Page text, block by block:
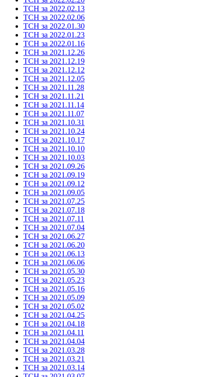
ТСН за 2022.02.13
ТСН за 2022.02.06
ТСН за 2022.01.30
ТСН за 2022.01.23
ТСН за 2022.01.16
ТСН за 2021.12.26
ТСН за 2021.12.19
ТСН за 2021.12.12
ТСН за 2021.12.05
ТСН за 2021.11.28
ТСН за 2021.11.21
ТСН за 2021.11.14
ТСН за 2021.11.07
ТСН за 2021.10.31
ТСН за 2021.10.24
ТСН за 2021.10.17
ТСН за 2021.10.10
ТСН за 2021.10.03
ТСН за 2021.09.26
ТСН за 2021.09.19
ТСН за 2021.09.12
ТСН за 2021.09.05
ТСН за 2021.07.25
ТСН за 2021.07.18
ТСН за 2021.07.11
ТСН за 2021.07.04
ТСН за 2021.06.27
ТСН за 2021.06.20
ТСН за 2021.06.13
ТСН за 2021.06.06
ТСН за 2021.05.30
ТСН за 2021.05.23
ТСН за 2021.05.16
ТСН за 2021.05.09
ТСН за 2021.05.02
ТСН за 2021.04.25
ТСН за 2021.04.18
ТСН за 2021.04.11
ТСН за 2021.04.04
ТСН за 2021.03.28
ТСН за 2021.03.21
ТСН за 2021.03.14